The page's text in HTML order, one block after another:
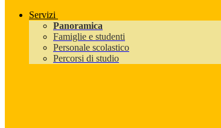
Servizi
Panoramica
Famiglie e studenti
Personale scolastico
Percorsi di studio